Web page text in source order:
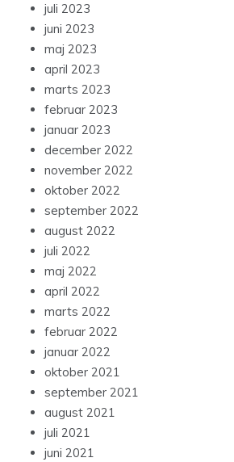
juli 2023
juni 2023
maj 2023
april 2023
marts 2023
februar 2023
januar 2023
december 2022
november 2022
oktober 2022
september 2022
august 2022
juli 2022
maj 2022
april 2022
marts 2022
februar 2022
januar 2022
oktober 2021
september 2021
august 2021
juli 2021
juni 2021